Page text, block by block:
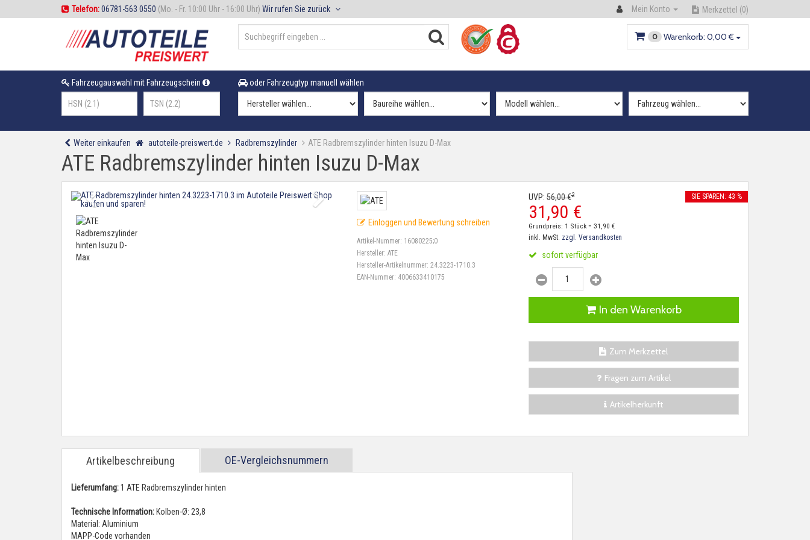
Telefon:06781-563 0550 (Mo. - Fr. 10:00 Uhr - 16:00 Uhr) Wir rufen Sie zurück Mein Konto Merkzettel (0)
0 Warenkorb: 0,00 €
Fahrzeugauswahl mit Fahrzeugschein oder Fahrzeugtyp manuell wählen
Weiter einkaufen autoteile-preiswert.de Radbremszylinder ATE Radbremszylinder hinten Isuzu D-Max
ATE Radbremszylinder hinten Isuzu D-Max
Einloggen und Bewertung schreiben
Artikel-Nummer: 16080225;0
Hersteller:ATE
Hersteller-Artikelnummer:24.3223-1710.3
EAN-Nummer: 4006633410175
UVP:56,00€2
31,90 €
SIE SPAREN: 43 %
Grundpreis: 1 Stück = 31,90 €
inkl. MwSt. zzgl. Versandkosten
sofort verfügbar
In den Warenkorb
Zum Merkzettel
Fragen zum Artikel
Artikelherkunft
Artikelbeschreibung OE-Vergleichsnummern
Lieferumfang:1 ATE Radbremszylinder hinten
Technische Information: Kolben-Ø: 23,8
Material: Aluminium
MAPP-Code vorhanden